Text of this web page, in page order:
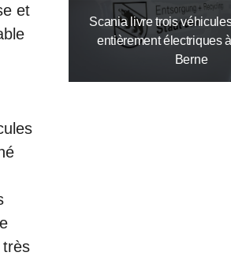
et
très
Scania livre trois
entièrement électriques
Berne